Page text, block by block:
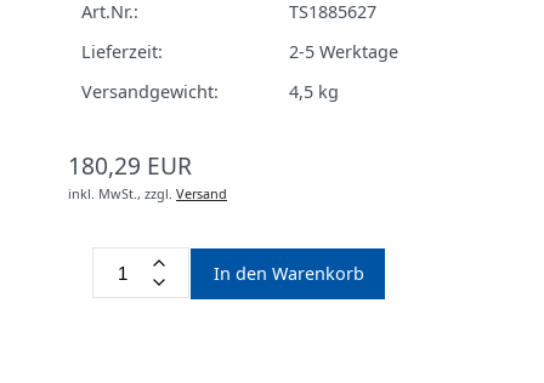
Art.Nr.:
TS1885627
Lieferzeit:
2-5 Werktage
Versandgewicht:
4,5 kg
180,29 EUR
inkl. MwSt., zzgl. Versand
In den Warenkorb